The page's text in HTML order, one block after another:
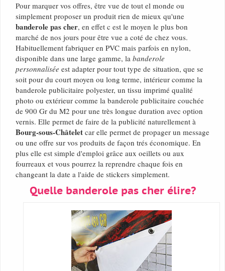
Pour marquer vos offres, être vue de tout el monde ou
simplement proposer un produit rien de mieux qu'une
banderole pas cher, en effet c est le moyen le plus bon
marché de nos jours pour être vue a coté de chez vous.
Habituellement fabriquer en PVC mais parfois en nylon,
disponible dans une large gamme, la banderole
personnalisée est adapter pour tout type de situation, que se
soit pour du court moyen ou long terme, intérieur comme la
banderole publicitaire polyester, un tissu imprimé qualité
photo ou extérieur comme la banderole publicitaire couchée
de 900 Gr du M2 pour une très longue duration avec option
vernis. Elle permet de faire de la publicité naturellement à
Bourg-sous-Châtelet car elle permet de propager un message
ou une offre sur vos produits de façon trés économique. En
plus elle est simple d'emploi grâce aux oeillets ou aux
fourreaux et vous pourrez la reprendre chaque fois en
changeant la date a l'aide de stickers simplement.
Quelle banderole pas cher élire?